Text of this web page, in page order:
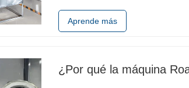
mercado. Especialmente en
Aprende más
¿Por qué la máquina